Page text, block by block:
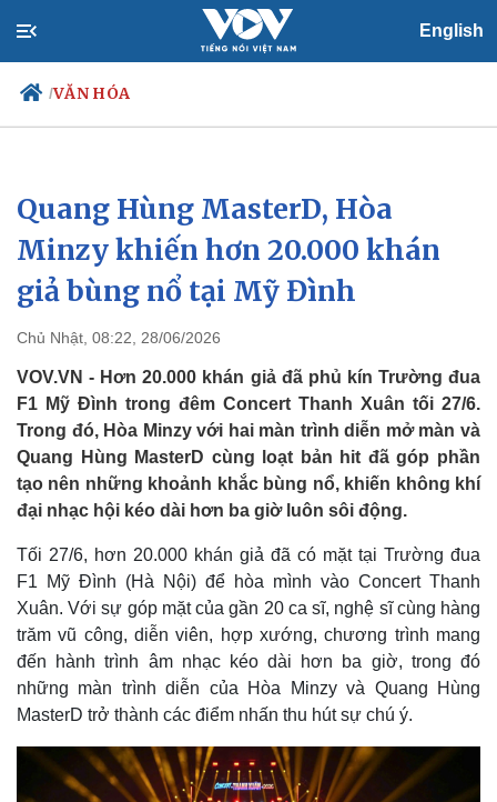
English
/VĂN HÓA
Chính trị
Đảng
Tổ chức nhân sự
Quốc hội
Nhận diện sự thật
Xã hội
Tin 24h
Dự báo thời tiết
Giáo dục
Dấu ấn VOV
Quang Hùng MasterD, Hòa
Minzy khiến hơn 20.000 khán
giả bùng nổ tại Mỹ Đình
Chủ Nhật, 08:22, 28/06/2026
VOV.VN - Hơn 20.000 khán giả đã phủ kín Trường đua
F1 Mỹ Đình trong đêm Concert Thanh Xuân tối 27/6.
Trong đó, Hòa Minzy với hai màn trình diễn mở màn và
Quang Hùng MasterD cùng loạt bản hit đã góp phần
tạo nên những khoảnh khắc bùng nổ, khiến không khí
đại nhạc hội kéo dài hơn ba giờ luôn sôi động.
Tối 27/6, hơn 20.000 khán giả đã có mặt tại Trường đua
F1 Mỹ Đình (Hà Nội) để hòa mình vào Concert Thanh
Xuân. Với sự góp mặt của gần 20 ca sĩ, nghệ sĩ cùng hàng
trăm vũ công, diễn viên, hợp xướng, chương trình mang
đến hành trình âm nhạc kéo dài hơn ba giờ, trong đó
những màn trình diễn của Hòa Minzy và Quang Hùng
MasterD trở thành các điểm nhấn thu hút sự chú ý.